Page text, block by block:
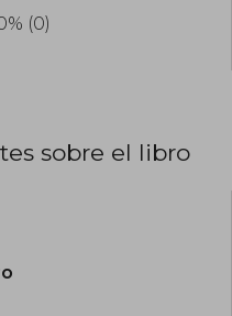
(0)
sobre el libro